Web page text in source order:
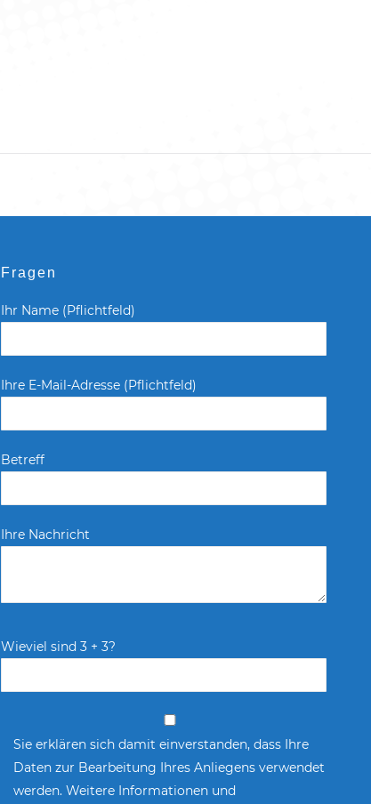
Fragen
Ihr Name (Pflichtfeld)
Ihre E-Mail-Adresse (Pflichtfeld)
Betreff
Ihre Nachricht
Wieviel sind 3 + 3?
Sie erklären sich damit einverstanden, dass Ihre
Daten zur Bearbeitung Ihres Anliegens verwendet
werden. Weitere Informationen und